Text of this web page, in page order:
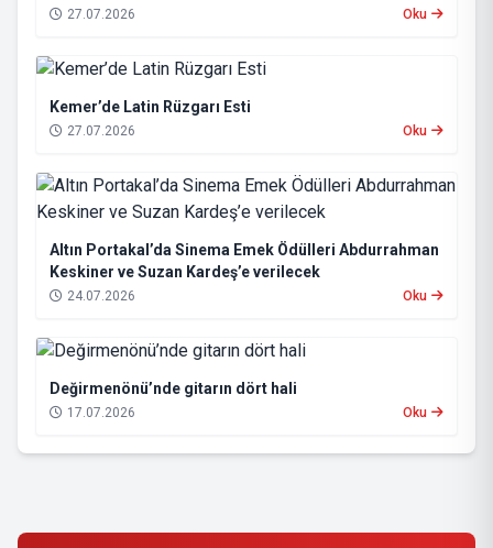
27.07.2026 Oku
Kemer’de Latin Rüzgarı Esti
27.07.2026 Oku
Altın Portakal’da Sinema Emek Ödülleri Abdurrahman
Keskiner ve Suzan Kardeş’e verilecek
24.07.2026 Oku
Değirmenönü’nde gitarın dört hali
17.07.2026 Oku